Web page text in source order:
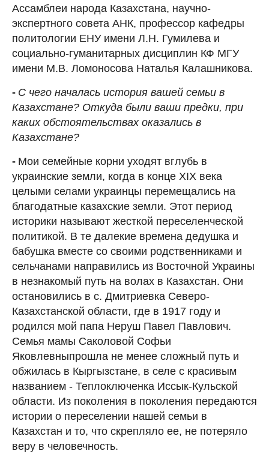
Ассамблеи народа Казахстана, научно-
экспертного совета АНК, профессор кафедры
политологии ЕНУ имени Л.Н. Гумилева и
социально-гуманитарных дисциплин КФ МГУ
имени М.В. Ломоносова Наталья Калашникова.
- С чего началась история вашей семьи в
Казахстане? Откуда были ваши предки, при
каких обстоятельствах оказались в
Казахстане?
- Мои семейные корни уходят вглубь в
украинские земли, когда в конце XIX века
целыми селами украинцы перемещались на
благодатные казахские земли. Этот период
историки называют жесткой переселенческой
политикой. В те далекие времена дедушка и
бабушка вместе со своими родственниками и
сельчанами направились из Восточной Украины
в незнакомый путь на волах в Казахстан. Они
остановились в с. Дмитриевка Северо-
Казахстанской области, где в 1917 году и
родился мой папа Неруш Павел Павлович.
Семья мамы Саколовой Софьи
Яковлевныпрошла не менее сложный путь и
обжилась в Кыргызстане, в селе с красивым
названием - Теплоключенка Иссык-Кульской
области. Из поколения в поколения передаются
истории о переселении нашей семьи в
Казахстан и то, что скрепляло ее, не потеряло
веру в человечность.